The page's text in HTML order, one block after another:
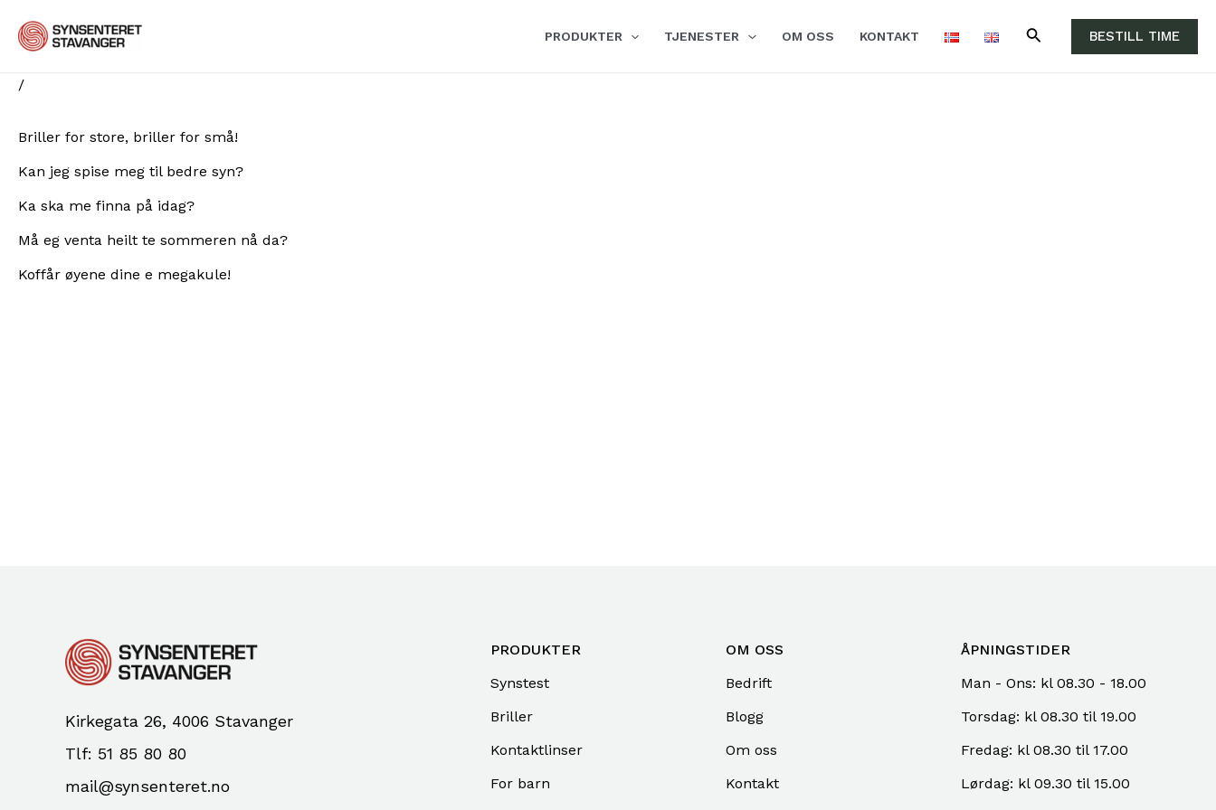
rett
innholdet
PRODUKTER TJENESTER OM OSS KONTAKT BESTILL TIME
/
Briller for store, briller for små!
Kan jeg spise meg til bedre syn?
Ka ska me finna på idag?
Må eg venta heilt te sommeren nå da?
Koffår øyene dine e megakule!
Kirkegata 26, 4006 Stavanger
Tlf: 51 85 80 80
mail@synsenteret.no
PRODUKTER
Synstest
Briller
Kontaktlinser
For barn
OM OSS
Bedrift
Blogg
Om oss
Kontakt
ÅPNINGSTIDER
Man - Ons: kl 08.30 - 18.00
Torsdag: kl 08.30 til 19.00
Fredag: kl 08.30 til 17.00
Lørdag: kl 09.30 til 15.00